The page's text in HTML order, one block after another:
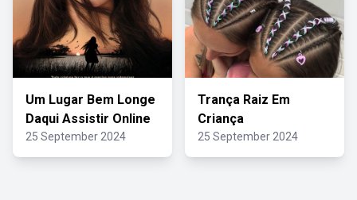
Um Lugar Bem Longe
Daqui Assistir Online
25 September 2024
Trança Raiz Em
Criança
25 September 2024